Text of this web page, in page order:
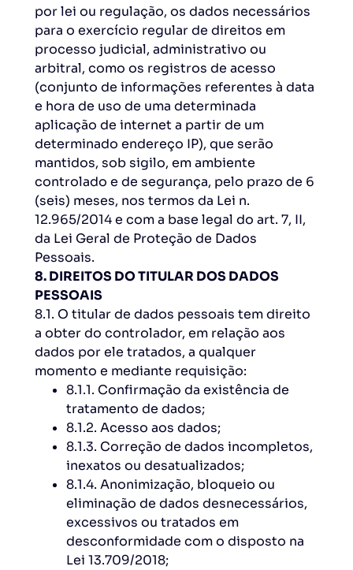
por lei ou regulação, os dados necessários
para o exercício regular de direitos em
processo judicial, administrativo ou
arbitral, como os registros de acesso
(conjunto de informações referentes à data
e hora de uso de uma determinada
aplicação de internet a partir de um
determinado endereço IP), que serão
mantidos, sob sigilo, em ambiente
controlado e de segurança, pelo prazo de 6
(seis) meses, nos termos da Lei n.
12.965/2014 e com a base legal do art. 7, II,
da Lei Geral de Proteção de Dados
Pessoais.
8. DIREITOS DO TITULAR DOS DADOS
PESSOAIS
8.1. O titular de dados pessoais tem direito
a obter do controlador, em relação aos
dados por ele tratados, a qualquer
momento e mediante requisição:
8.1.1. Confirmação da existência de
tratamento de dados;
8.1.2. Acesso aos dados;
8.1.3. Correção de dados incompletos,
inexatos ou desatualizados;
8.1.4. Anonimização, bloqueio ou
eliminação de dados desnecessários,
excessivos ou tratados em
desconformidade com o disposto na
Lei 13.709/2018;